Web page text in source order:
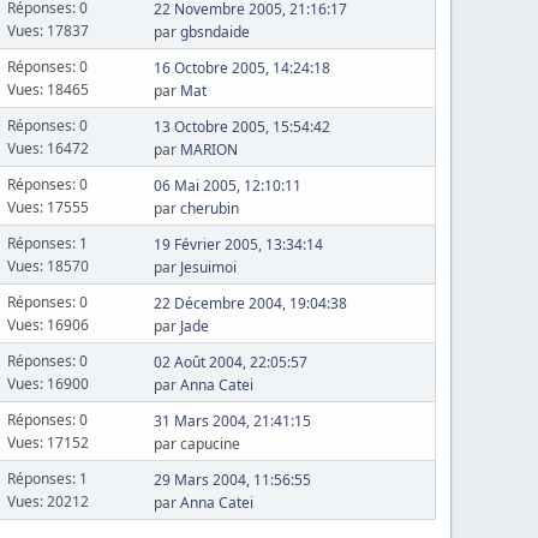
Réponses: 0
Vues: 17837
22 Novembre 2005, 21:16:17
pargbsndaide
Réponses: 0
Vues: 18465
16 Octobre 2005, 14:24:18
par Mat
Réponses: 0
Vues: 16472
13 Octobre 2005, 15:54:42
par MARION
Réponses: 0
Vues: 17555
06 Mai 2005, 12:10:11
parcherubin
Réponses: 1
Vues: 18570
19 Février 2005, 13:34:14
par Jesuimoi
Réponses: 0
Vues: 16906
22 Décembre 2004, 19:04:38
par Jade
Réponses: 0
Vues: 16900
02 Août 2004, 22:05:57
parAnna Catei
Réponses: 0
Vues: 17152
31 Mars 2004, 21:41:15
par capucine
Réponses: 1
Vues: 20212
29 Mars 2004, 11:56:55
parAnna Catei